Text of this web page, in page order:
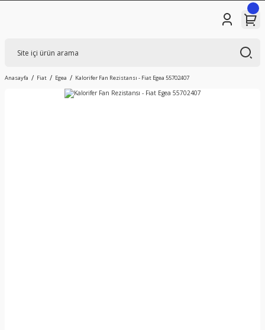
Anasayfa Fiat Egea Kalorifer Fan Rezistansı - Fiat Egea 55702407